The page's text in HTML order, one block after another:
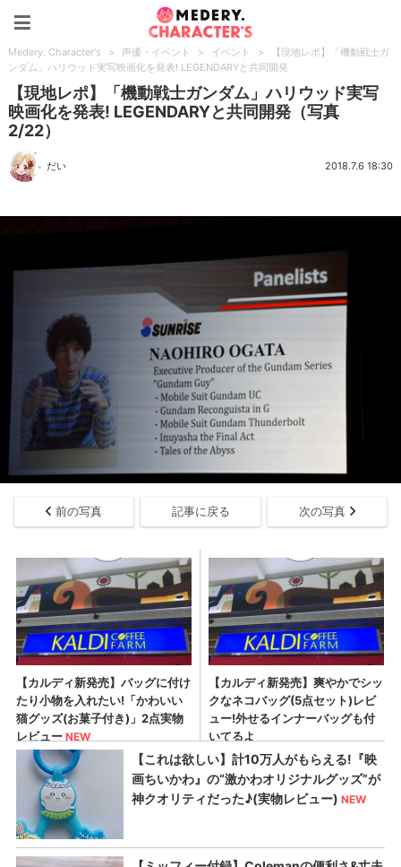
Medery. Character's > 声優・イベント > イベント >
【現地レポ】「機動戦士ガ
ンダム」ハリウッド実写映画化を発表! LEGENDARYと共同開発
【現地レポ】「機動戦士ガンダム」ハリウッド実写
映画化を発表! LEGENDARYと共同開発（写真
2/22）
だい 2018.7.6 18:30
前の写真 記事に戻る 次の写真